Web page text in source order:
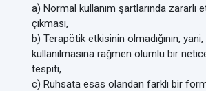
a) Normal kullanım şartlarında zararlı
çıkması,
b) Terapötik etkisinin olmadığının,
kullanılmasına rağmen olumlu bir netice
tespiti,
c) Ruhsata esas olandan farklı bir